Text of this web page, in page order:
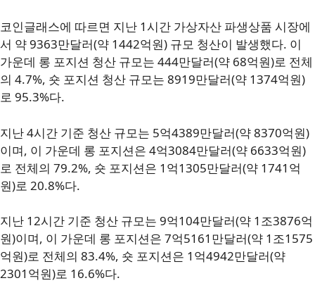
코인글래스에 따르면 지난 1시간 가상자산 파생상품 시장에
서 약 9363만달러(약 1442억원) 규모 청산이 발생했다. 이
가운데 롱 포지션 청산 규모는 444만달러(약 68억원)로 전체
의 4.7%, 숏 포지션 청산 규모는 8919만달러(약 1374억원)
로 95.3%다.
지난 4시간 기준 청산 규모는 5억4389만달러(약 8370억원)
이며, 이 가운데 롱 포지션은 4억3084만달러(약 6633억원)
로 전체의 79.2%, 숏 포지션은 1억1305만달러(약 1741억
원)로 20.8%다.
지난 12시간 기준 청산 규모는 9억104만달러(약 1조3876억
원)이며, 이 가운데 롱 포지션은 7억5161만달러(약 1조1575
억원)로 전체의 83.4%, 숏 포지션은 1억4942만달러(약
2301억원)로 16.6%다.